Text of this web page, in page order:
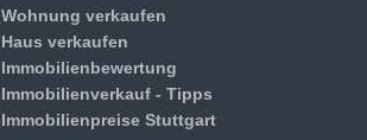
Wohnung verkaufen
Haus verkaufen
Immobilienbewertung
Immobilienverkauf - Tipps
Immobilienpreise Stuttgart